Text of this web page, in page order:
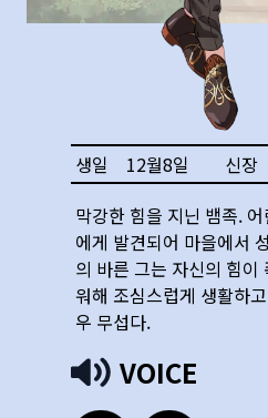
생일 12월8일 신장
막강한 힘을 지닌 뱀족.
에게 발견되어 마을에서
의 바른 그는 자신의 힘이
워해 조심스럽게 생활하
우 무섭다.
VOICE